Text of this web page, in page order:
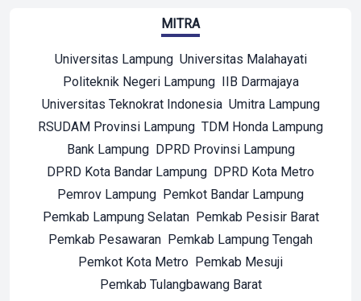
MITRA
Universitas Lampung Universitas Malahayati
Politeknik Negeri Lampung IIB Darmajaya
Universitas Teknokrat Indonesia Umitra Lampung
RSUDAM Provinsi Lampung TDM Honda Lampung
Bank Lampung DPRD Provinsi Lampung
DPRD Kota Bandar Lampung DPRD Kota Metro
Pemrov Lampung Pemkot Bandar Lampung
Pemkab Lampung Selatan Pemkab Pesisir Barat
Pemkab Pesawaran Pemkab Lampung Tengah
Pemkot Kota Metro Pemkab Mesuji
Pemkab Tulangbawang Barat